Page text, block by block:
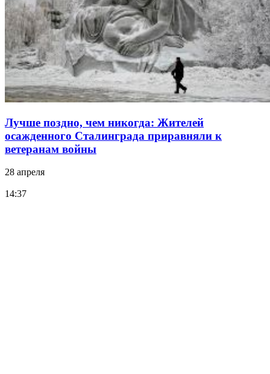
Лучше поздно, чем никогда: Жителей
осажденного Сталинграда приравняли к
ветеранам войны
28 апреля
14:37